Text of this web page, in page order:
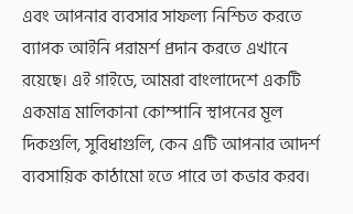
এবং আপনার ব্যবসার সাফল্য নিশ্চিত করতে
ব্যাপক আইনি পরামর্শ প্রদান করতে এখানে
রয়েছে। এই গাইডে, আমরা বাংলাদেশে একটি
একমাত্র মালিকানা কোম্পানি স্থাপনের মূল
দিকগুলি, সুবিধাগুলি, কেন এটি আপনার আদর্শ
ব্যবসায়িক কাঠামো হতে পারে তা কভার করব।